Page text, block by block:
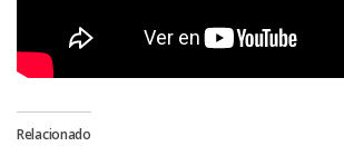
Relacionado